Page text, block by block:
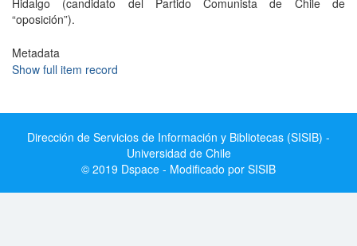
Hidalgo (candidato del Partido Comunista de Chile de
“oposición”).
Metadata
Show full item record
Dirección de Servicios de Información y Bibliotecas (SISIB) -
Universidad de Chile
© 2019 Dspace - Modificado por SISIB